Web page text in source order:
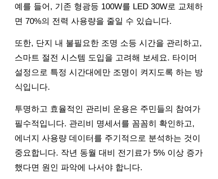
예를 들어, 기존 형광등 100W를 LED 30W로 교체하
면 70%의 전력 사용량을 줄일 수 있습니다.
또한, 단지 내 불필요한 조명 소등 시간을 관리하고,
스마트 절전 시스템 도입을 고려해 보세요. 타이머
설정으로 특정 시간대에만 조명이 켜지도록 하는 방
식입니다.
투명하고 효율적인 관리비 운용은 주민들의 참여가
필수적입니다. 관리비 명세서를 꼼꼼히 확인하고,
에너지 사용량 데이터를 주기적으로 분석하는 것이
중요합니다. 작년 동월 대비 전기료가 5% 이상 증가
했다면 원인 파악에 나서야 합니다.